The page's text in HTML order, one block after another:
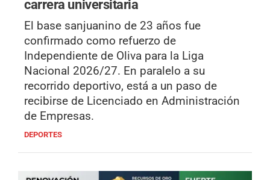
carrera universitaria
El base sanjuanino de 23 años fue
confirmado como refuerzo de
Independiente de Oliva para la Liga
Nacional 2026/27. En paralelo a su
recorrido deportivo, está a un paso de
recibirse de Licenciado en Administración
de Empresas.
DEPORTES